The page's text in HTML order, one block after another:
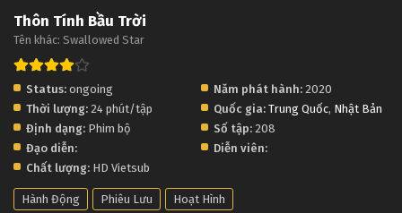
Thôn Tính Bầu Trời Tập 35
Thôn Tính Bầu Trời Tập 34
Thôn Tính Bầu Trời
Tên khác: Swallowed Star
Status: ongoing Năm phát hành: 2020
Thời lượng: 24 phút/tập Quốc gia: Trung Quốc, Nhật Bản
Định dạng: Phim bộ Số tập: 208
Đạo diễn:
Diễn viên:
Chất lượng: HD Vietsub
Hành Động Phiêu Lưu Hoạt Hình